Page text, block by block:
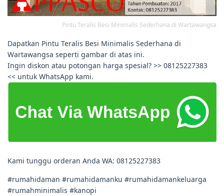
Pintu Teralis Besi Minimalis Sederhana di Wartawangsa
Dapatkan Pintu Teralis Besi Minimalis Sederhana di
Wartawangsa seperti gambar di atas ini.
Ingin diskon atau potongan harga spesial? >> 08125227383
<< untuk WhatsApp kami.
Kami tunggu orderan Anda WA: 08125227383
#rumahidaman #rumahidamanku #rumahidamankeluarga
#rumahminimalis #kanopi